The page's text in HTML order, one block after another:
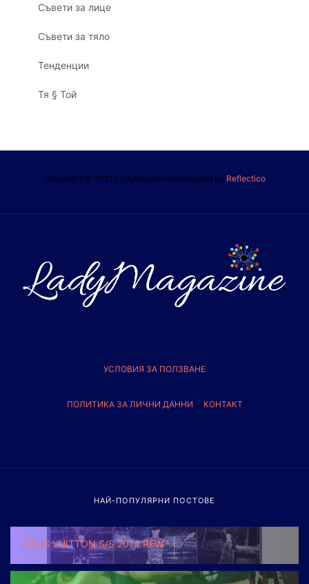
Съвети за лице
Съвети за тяло
Тенденции
Тя § Той
Copyright © 2021 LadyMagazine/Designed by Reflectico
УСЛОВИЯ ЗА ПОЛЗВАНЕ
ПОЛИТИКА ЗА ЛИЧНИ ДАННИ КОНТАКТ
НАЙ-ПОПУЛЯРНИ ПОСТОВЕ
LOUIS VUITTON S/S 2014 PFW